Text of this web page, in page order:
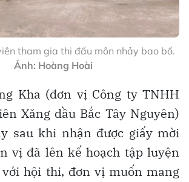
tham gia thi đấu môn nhảy bao bố.
Ảnh: Hoàng Hoài
Kha (đơn vị Công ty TNHH
Xăng dầu Bắc Tây Nguyên)
sau khi nhận được giấy mời
vị đã lên kế hoạch tập luyện
hội thi, đơn vị muốn mang